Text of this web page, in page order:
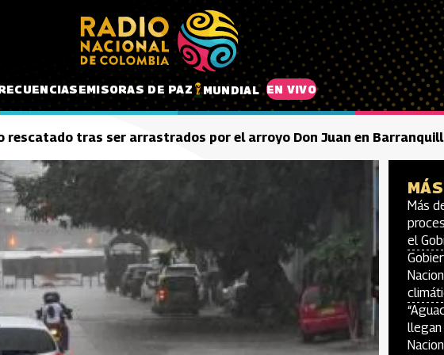
EMISORAS DE PAZ MUNDIAL EN VIVO
rescatado tras ser arrastrados por el arroyo Don Juan en
Más
el
llegan